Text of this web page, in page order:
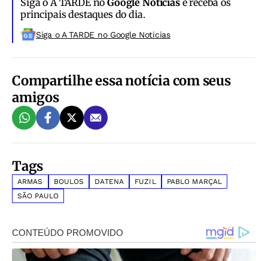
principais destaques do dia.
Siga o A TARDE no Google Noticias
Compartilhe essa notícia com seus
amigos
Tags
ARMAS BOULOS DATENA FUZIL
PABLO MARÇAL
SÃO PAULO